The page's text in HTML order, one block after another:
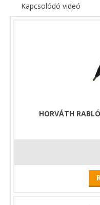
Kapcsolódó videó
HORVÁTH